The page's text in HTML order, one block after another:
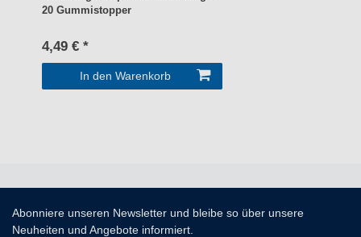
20 Gummistopper
4,49 € *
In den Warenkorb
Abonniere unseren Newsletter und bleibe so über unsere
Neuheiten und Angebote informiert.